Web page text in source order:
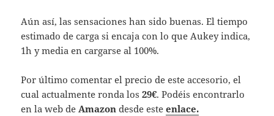
Aún así, las sensaciones han sido buenas. El tiempo
estimado de carga si encaja con lo que Aukey indica,
1h y media en cargarse al 100%.
Por último comentar el precio de este accesorio, el
cual actualmente ronda los29€. Podéis encontrarlo
en la web deAmazon desde este enlace.